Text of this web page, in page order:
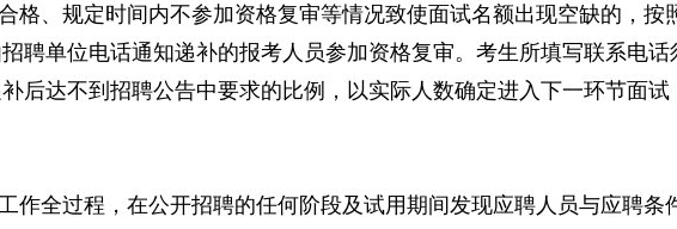
格、规定时间内不参加资格复审等情况致使面试名额出现空缺的，按
聘单位电话通知递补的报考人员参加资格复审。考生所填写联系电
后达不到招聘公告中要求的比例，以实际人数确定进入下一环节面试
作全过程，在公开招聘的任何阶段及试用期间发现应聘人员与应聘